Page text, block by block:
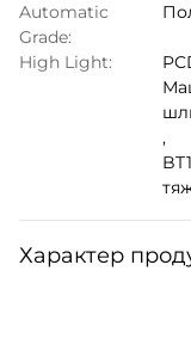
Automatic
Grade:
High Light:
,
Характер